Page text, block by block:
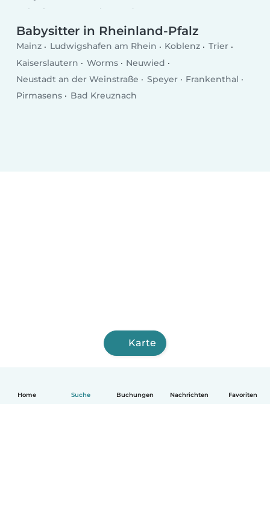
Home Suche Buchungen Nachrichten Favoriten
Babysitter am Wochenende
Babysitter in Rheinland-Pfalz
Mainz Ludwigshafen am Rhein Koblenz
Trier
Kaiserslautern
Worms
Neuwied
Neustadt an der Weinstraße
Speyer
Frankenthal
Pirmasens
Bad Kreuznach
Karte